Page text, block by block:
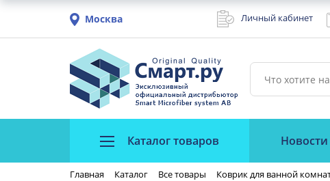
Москва Личный кабинет
Каталог товаров Новости
Главная Каталог Все товары Коврик для ванной